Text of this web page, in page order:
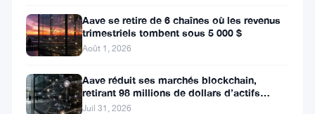
York,
des
experts,
des
projets
Aave se retire de 6 chaînes où les revenus
trimestriels tombent sous 5 000 $
Août 1, 2026
Aave réduit ses marchés blockchain,
retirant 98 millions de dollars d’actifs
fournis
Juil 31, 2026